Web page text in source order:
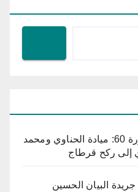
مهرجان قرطاج الدولي- الدورة 60: ميادة الحناوي ومحمد
إلى ركح قرطاج
جريدة البيان الحسين